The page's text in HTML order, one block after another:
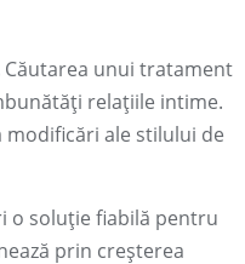
Căutarea unui tratament
relațiile intime.
ale stilului de
o soluție fiabilă pentru
prin creșterea